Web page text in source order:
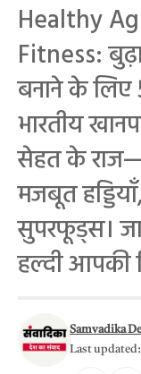
Healthy
Fitness:
बनाने के
भारतीय
सेहत के
मजबूत
सुपरफूड्स।
हल्दी
Last updated:
Samvadika